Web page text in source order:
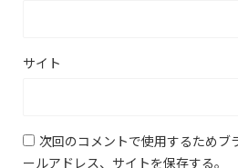
サイト
次回のコメントで使用するためブ
ールアドレス、サイトを保存する。